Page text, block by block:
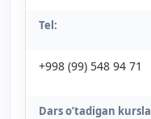
Tel:
+998 (99) 548 94 71
Dars o’tadigan